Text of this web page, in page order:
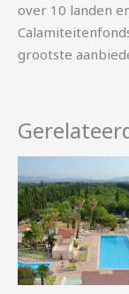
over 10 landen
grootste